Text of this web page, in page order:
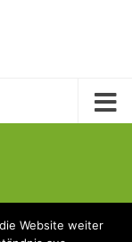
Website weiter